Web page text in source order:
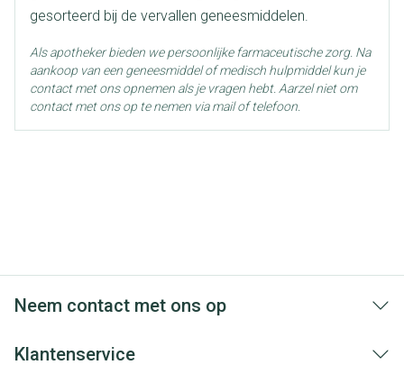
gesorteerd bij de vervallen geneesmiddelen.
Als apotheker bieden we persoonlijke farmaceutische zorg. Na
aankoop van een geneesmiddel of medisch hulpmiddel kun je
contact met ons opnemen als je vragen hebt. Aarzel niet om
contact met ons op te nemen via mail of telefoon.
Neem contact met ons op
Klantenservice